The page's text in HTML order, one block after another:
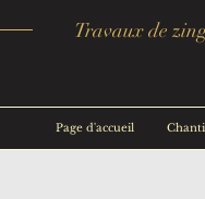
Travaux de
Page d'accueil